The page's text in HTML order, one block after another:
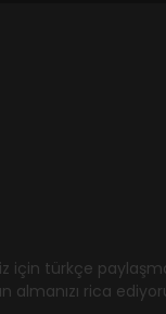
için türkçe
almanızı rica